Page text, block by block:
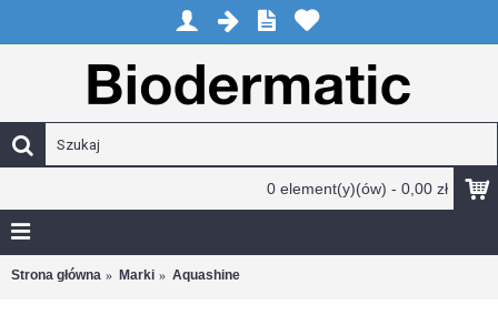
0 element(y)(ów) - 0,00 zł
Strona główna Marki Aquashine